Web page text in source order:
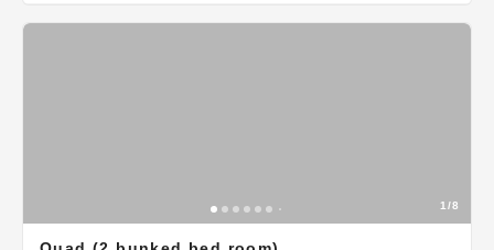
1/8